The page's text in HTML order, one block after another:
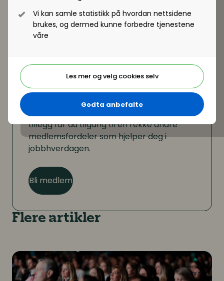
Vi kan samle statistikk på hvordan nettsidene
brukes, og dermed kunne forbedre tjenestene
våre
Les mer og velg cookies selv
Godta anbefalte
Registrer deg - Få tilgang
Er du ikke medlem?
tillegg får du tilgang til en rekke andre
medlemsfordeler som hjelper deg i
jobbhverdagen.
Bli medlem
Flere artikler
Den dyreste besparelsen? Å la være å investere i